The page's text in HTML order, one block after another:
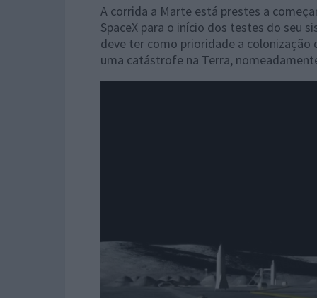
A corrida a Marte está prestes a
SpaceX para o início dos testes do seu
deve ter como prioridade a colonização
uma catástrofe na Terra,